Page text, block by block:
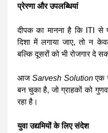
प्रेरणा और उपलब्धियां
दीपक का मानना है कि ITI से
दिशा में लगाया जाए, तो न
बल्कि दूसरों को भी रोजगार दे
आज Sarvesh Solutionएक
बन चुका है, जो ग्राहकों को
रहा है।
युवा उद्यमियों के लिए संदेश